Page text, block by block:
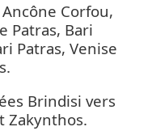
Corfou,
Patras, Bari
Patras, Venise
Brindisi vers
Zakynthos.